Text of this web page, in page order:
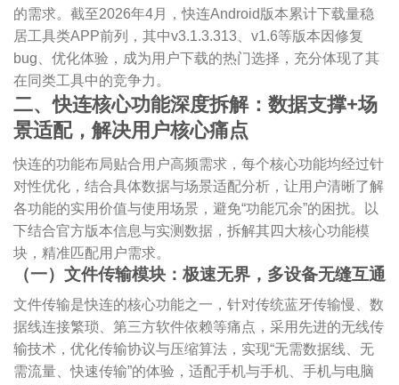
的需求。截至2026年4月，快连Android版本累计下载量稳
居工具类APP前列，其中v3.1.3.313、v1.6等版本因修复
bug、优化体验，成为用户下载的热门选择，充分体现了其
在同类工具中的竞争力。
二、快连核心功能深度拆解：数据支撑+场
景适配，解决用户核心痛点
快连的功能布局贴合用户高频需求，每个核心功能均经过针
对性优化，结合具体数据与场景适配分析，让用户清晰了解
各功能的实用价值与使用场景，避免“功能冗余”的困扰。以
下结合官方版本信息与实测数据，拆解其四大核心功能模
块，精准匹配用户需求。
（一）文件传输模块：极速无界，多设备无缝互通
文件传输是快连的核心功能之一，针对传统蓝牙传输慢、数
据线连接繁琐、第三方软件依赖等痛点，采用先进的无线传
输技术，优化传输协议与压缩算法，实现“无需数据线、无
需流量、快速传输”的体验，适配手机与手机、手机与电脑